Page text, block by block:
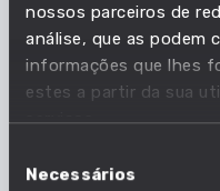
nossos parceiros de
análise, que as podem
informações que lhes
estes a partir da sua
serviços.
deNecessários
Acompanha as
trabalho e descobre
esta competência é